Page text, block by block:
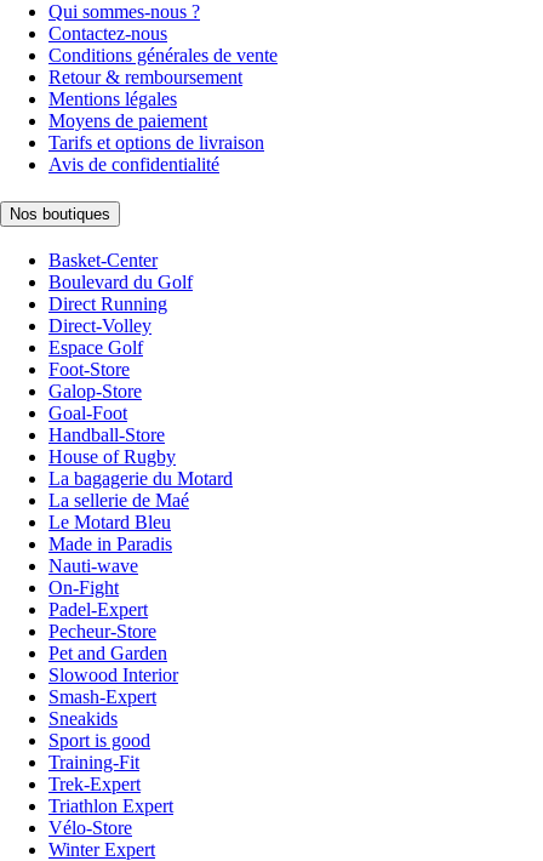
Qui sommes-nous ?
Contactez-nous
Conditions générales de vente
Retour & remboursement
Mentions légales
Moyens de paiement
Tarifs et options de livraison
Avis de confidentialité
Nos boutiques
Basket-Center
Boulevard du Golf
Direct Running
Direct-Volley
Espace Golf
Foot-Store
Galop-Store
Goal-Foot
Handball-Store
House of Rugby
La bagagerie du Motard
La sellerie de Maé
Le Motard Bleu
Made in Paradis
Nauti-wave
On-Fight
Padel-Expert
Pecheur-Store
Pet and Garden
Slowood Interior
Smash-Expert
Sneakids
Sport is good
Training-Fit
Trek-Expert
Triathlon Expert
Vélo-Store
Winter Expert